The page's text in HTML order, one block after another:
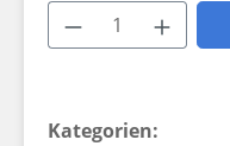
Produkt
Kategorien: